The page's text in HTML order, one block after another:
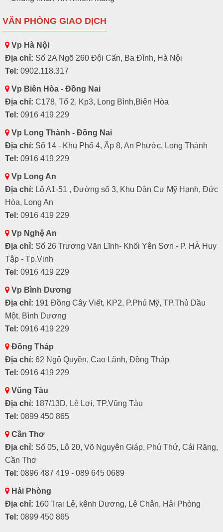
VĂN PHÒNG GIAO DỊCH
Vp Hà Nội
Địa chỉ: Số 2A Ngõ 260 Đội Cấn, Ba Đình, Hà Nội
Tel: 0902.118.317
Vp Biên Hòa - Đồng Nai
Địa chỉ: C178, Tổ 2, Kp3, Long Bình,Biên Hòa
Tel: 0916 419 229
Vp Long Thành - Đồng Nai
Địa chỉ: Số 14 - Khu Phố 4, Ấp 8, An Phước, Long Thành
Tel: 0916 419 229
Vp Long An
Địa chỉ: Lô A1-51 , Đường số 3, Khu Dân Cư Mỹ Hạnh, Đức
Hòa, Long An
Tel: 0916 419 229
Vp Nghệ An
Địa chỉ: Số 26 Trương Văn Lĩnh- Khối Yên Sơn - P. HÀ Huy
Tập - Tp.Vinh
Tel: 0916 419 229
Vp Bình Dương
Địa chỉ: 191 Đồng Cây Viết, KP2, P.Phú Mỹ, TP.Thủ Dầu
Một, Bình Dương
Tel: 0916 419 229
Đồng Tháp
Địa chỉ: 62 Ngô Quyền, Cao Lãnh, Đồng Tháp
Tel: 0916 419 229
Vũng Tàu
Địa chỉ: 187/13D, Lê Lợi, TP.Vũng Tàu
Tel: 0899 450 865
Cần Thơ
Địa chỉ: Số 05, Lô 20, Võ Nguyên Giáp, Phú Thứ, Cái Răng,
Cần Thơ
Tel: 0896 487 419 - 089 645 0689
Hải Phòng
Địa chỉ: 160 Trại Lẻ, kênh Dương, Lê Chân, Hải Phòng
Tel: 0899 450 865